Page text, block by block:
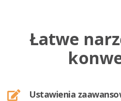
Łatwe
Ustawienia